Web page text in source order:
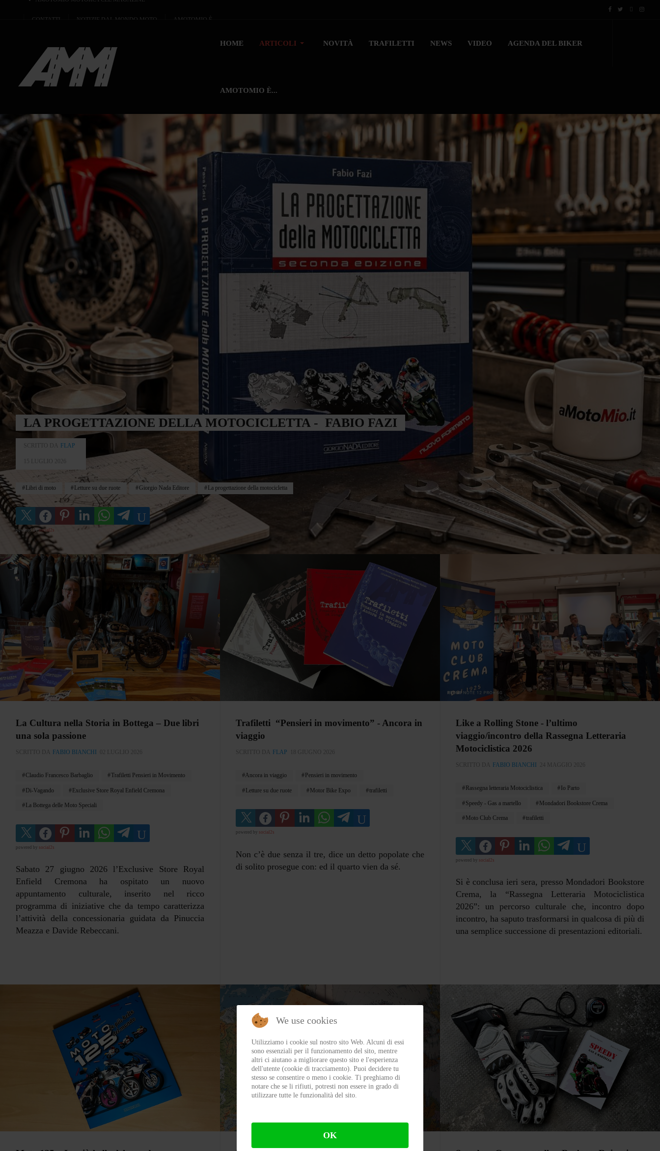
CONTATTI NOTIZIE DAL MONDO MOTO AMOTOMIO È...
HOME ARTICOLI NOVITÀ TRAFILETTI NEWS VIDEO AGENDA DEL BIKER
AMOTOMIO È...
LA PROGETTAZIONE DELLA MOTOCICLETTA - FABIO FAZI
SCRITTO DA FLAP
15 LUGLIO 2026
Libri di moto Letture su due ruote Giorgio Nada Editore La progettazione della motocicletta
powered bysocial2s
La Cultura nella Storia in Bottega – Due libri
una sola passione
SCRITTO DA FABIO BIANCHI 02 LUGLIO 2026
Claudio Francesco Barbaglio Trafiletti Pensieri in Movimento
Di-Vagando Exclusive Store Royal Enfield Cremona
La Bottega delle Moto Speciali
powered by social2s
Sabato 27 giugno 2026 l’Exclusive Store Royal
Enfield Cremona ha ospitato un nuovo
appuntamento culturale, inserito nel ricco
programma di iniziative che da tempo caratterizza
l’attività della concessionaria guidata da Pinuccia
Meazza e Davide Rebeccani.
Trafiletti “Pensieri in movimento” - Ancora in
viaggio
SCRITTO DA FLAP 18 GIUGNO 2026
Ancora in viaggio Pensieri in movimento
Letture su due ruote Motor Bike Expo trafiletti
powered by social2s
Non c’è due senza il tre, dice un detto popolate che
di solito prosegue con: ed il quarto vien da sé.
Like a Rolling Stone - l’ultimo
viaggio/incontro della Rassegna Letteraria
Motociclistica 2026
SCRITTO DA FABIO BIANCHI 24 MAGGIO 2026
Rassegna letteraria Motociclistica Io Parto
Speedy - Gas a martello Mondadori Bookstore Crema
Moto Club Crema trafiletti
powered by social2s
Si è conclusa ieri sera, presso Mondadori Bookstore
Crema, la “Rassegna Letteraria Motociclistica
2026”: un percorso culturale che, incontro dopo
incontro, ha saputo trasformarsi in qualcosa di più di
una semplice successione di presentazioni editoriali.
We use cookies
Utilizziamo i cookie sul nostro sito Web. Alcuni di essi
sono essenziali per il funzionamento del sito, mentre
altri ci aiutano a migliorare questo sito e l'esperienza
dell'utente (cookie di tracciamento). Puoi decidere tu
stesso se consentire o meno i cookie. Ti preghiamo di
notare che se li rifiuti, potresti non essere in grado di
utilizzare tutte le funzionalità del sito.
OK